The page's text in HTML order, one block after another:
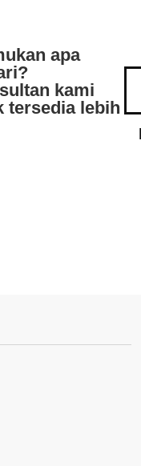
apa
kami
tersedia lebih